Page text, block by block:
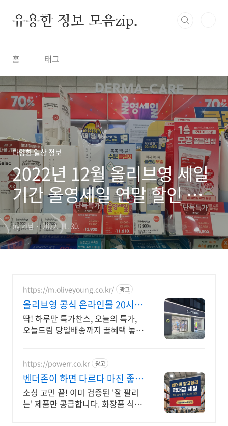
유용한 정보 모음zip.
홈 태그
다양한 일상 정보
2022년 12월 올리브영 세일
기간 올영세일 연말 할인 정
보
by 제님 2022. 11. 30.
https://m.oliveyoung.co.kr/ 광고
올리브영 공식 온라인몰 20시
이전 주문은 오늘드림
딱! 하루만 특가찬스, 오늘의 특가,
오늘드림 당일배송까지 꿀혜택 놓치
https://powerr.co.kr 광고
벤더존이 하면 다르다 마진 좋은
아이템 리스트공개
소싱 고민 끝! 이미 검증된 '잘 팔리
는' 제품만 공급합니다. 화장품 식품